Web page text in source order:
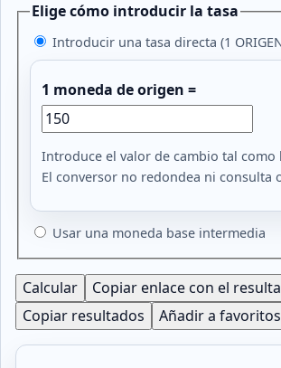
Elige cómo introducir la tasa
Introducir una tasa directa (1
1 moneda de origen =
Introduce el valor de cambio tal como
El conversor no redondea ni consulta
Usar una moneda base intermedia
Calcular
Copiar enlace con el
Copiar resultados
Añadir a favoritos